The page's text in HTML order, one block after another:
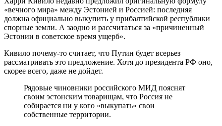
«вечного мира» между Эстонией и Россией: последняя
должна официально выкупить у прибалтийской республики
спорные земли. А заодно и рассчитаться за «причиненный
Эстонии в советское время ущерб».
Кивило почему-то считает, что Путин будет всерьез
рассматривать это предложение. Хотя до президента РФ оно,
скорее всего, даже не дойдет.
Рядовые чиновники российского МИД пояснят
своим эстонским товарищам, что Россия не
собирается ни у кого «выкупать» свои
собственные территории.